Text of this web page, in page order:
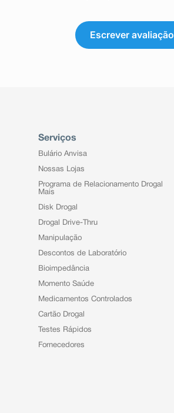
Escrever avaliação
Serviços
Bulário Anvisa
Nossas Lojas
Programa de Relacionamento Drogal
Mais
Disk Drogal
Drogal Drive-Thru
Manipulação
Descontos de Laboratório
Bioimpedância
Momento Saúde
Medicamentos Controlados
Cartão Drogal
Testes Rápidos
Fornecedores